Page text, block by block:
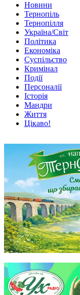
Новини
Тернопіль
Тернопілля
Україна/Світ
Політика
Економіка
Суспільство
Кримінал
Події
Персоналії
Історія
Мандри
Життя
Цікаво!